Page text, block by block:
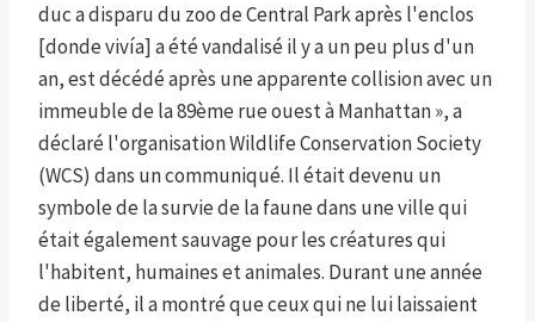
duc a disparu du zoo de Central Park après l'enclos
[donde vivía] a été vandalisé il y a un peu plus d'un
an, est décédé après une apparente collision avec un
immeuble de la 89ème rue ouest à Manhattan », a
déclaré l'organisation Wildlife Conservation Society
(WCS) dans un communiqué. Il était devenu un
symbole de la survie de la faune dans une ville qui
était également sauvage pour les créatures qui
l'habitent, humaines et animales. Durant une année
de liberté, il a montré que ceux qui ne lui laissaient